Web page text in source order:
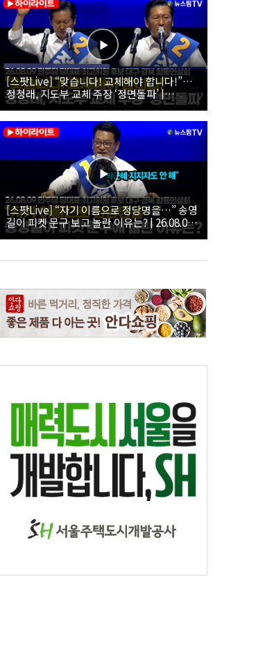
[스팟Live] “맞습니다! 교체해야 합니다!”…
정청래, 지도부 교체 주장 ‘정면돌파’ |
26.08.09 더불어민주당 당대표·최고위원 후
보 대구·경북 합동연설회
[스팟Live] “자기 이름으로 정당명을…” 송영
길이 피켓 문구 보고 놀란 이유는? | 26.08.09
더불어민주당 당대표·최고위원 후보 대구·경